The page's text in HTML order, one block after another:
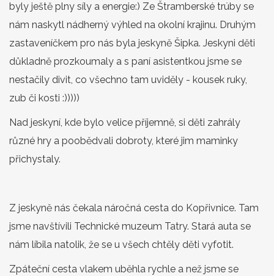
byly ještě plny síly a energie:) Ze Štramberské trúby se
nám naskytl nádherný výhled na okolní krajinu. Druhým
zastaveníčkem pro nás byla jeskyně Šipka. Jeskyni děti
důkladně prozkoumaly a s paní asistentkou jsme se
nestačily divit, co všechno tam uviděly - kousek ruky,
zub či kosti :)))))
Nad jeskyní, kde bylo velice příjemně, si děti zahrály
různé hry a poobědvali dobroty, které jim maminky
přichystaly.
Z jeskyně nás čekala náročná cesta do Kopřivnice. Tam
jsme navštívili Technické muzeum Tatry. Stará auta se
nám líbila natolik, že se u všech chtěly děti vyfotit.
Zpáteční cesta vlakem uběhla rychle a než jsme se